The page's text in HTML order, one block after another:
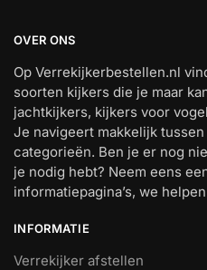
OVER ONS
Op Verrekijkerbestellen.nl
soorten kijkers die je maar
jachtkijkers, kijkers voor
Je navigeert makkelijk
categorieën. Ben je er nog
je nodig hebt? Neem eens
informatiepagina’s, we
INFORMATIE
Verrekijker afstellen